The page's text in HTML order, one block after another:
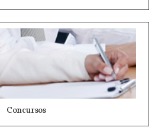
Concursos